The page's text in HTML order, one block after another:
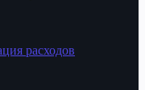
расходов